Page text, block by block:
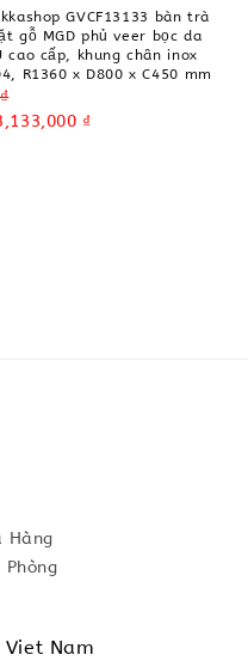
GVCF13133 bàn trà
gỗ MGD phủ veer bọc da
cao cấp, khung chân inox
R1360 x D800 x C450 mm
₫
Hàng
Phòng
Viet Nam